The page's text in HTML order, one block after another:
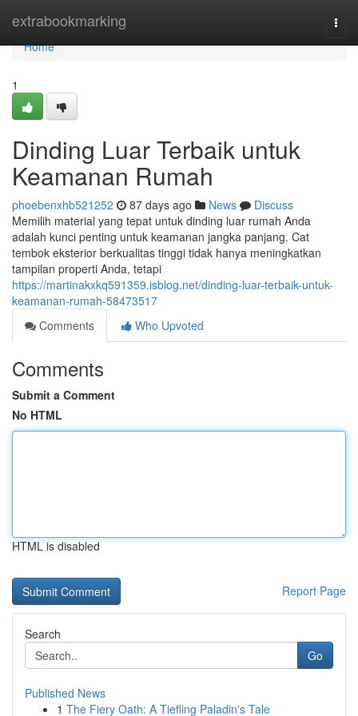
extrabookmarking
Home
Home
1
Dinding Luar Terbaik untuk
Keamanan Rumah
phoebenxhb521252 87 days ago News
Discuss
Memilih material yang tepat untuk dinding luar rumah Anda
adalah kunci penting untuk keamanan jangka panjang. Cat
tembok eksterior berkualitas tinggi tidak hanya meningkatkan
tampilan properti Anda, tetapi
https://martinakxkq591359.isblog.net/dinding-luar-terbaik-untuk-
keamanan-rumah-58473517
Comments
Who Upvoted
Comments
Submit a Comment
No HTML
HTML is disabled
Report Page
Search
Go
Published News
1 The Fiery Oath: A Tiefling Paladin's Tale